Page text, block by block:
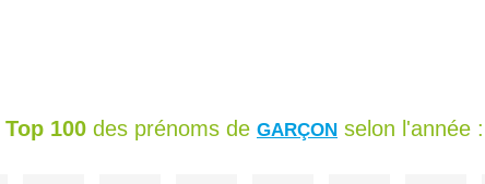
Top 100 des prénoms de GARÇON selon l'année :